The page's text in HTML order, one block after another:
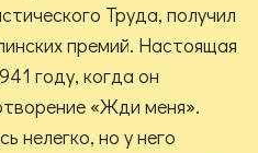
Труда, получил
премий. Настоящая
году, когда он
«Жди меня».
нелегко, но у него